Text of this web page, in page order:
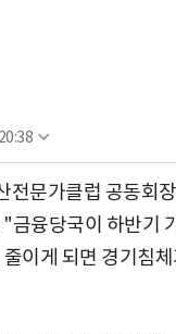
전문가클럽 공동회
금융당국이 하반기
이게 되면 경기침